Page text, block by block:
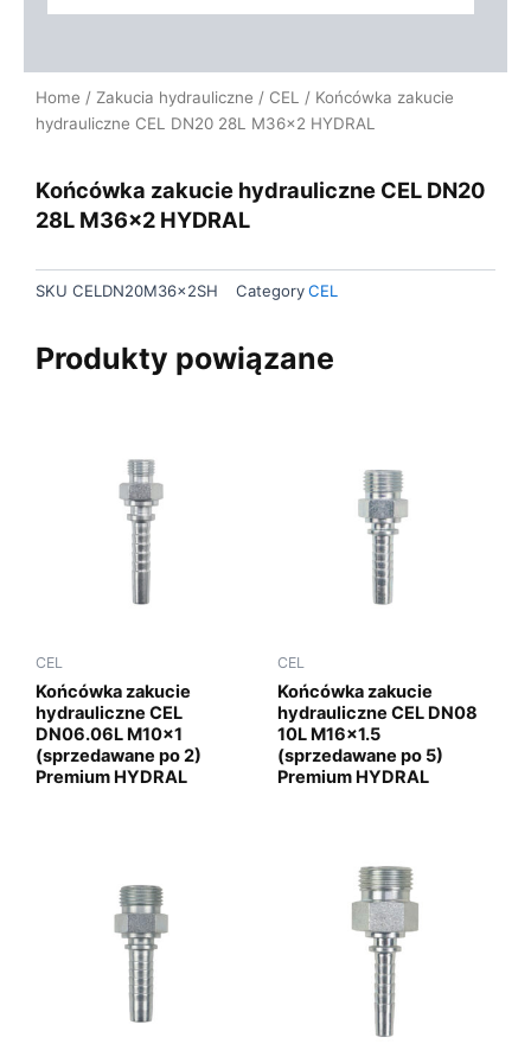
Home / Zakucia hydrauliczne / CEL
/ Końcówka zakucie
hydrauliczne CEL DN20 28L M36x2 HYDRAL
Końcówka zakucie hydrauliczne CEL DN20
28L M36x2 HYDRAL
SKU CELDN20M36x2SH CategoryCEL
Produkty powiązane
CEL
Końcówka zakucie
hydrauliczne CEL
DN06.06L M10x1
(sprzedawane po 2)
Premium HYDRAL
CEL
Końcówka zakucie
hydrauliczne CEL DN08
10L M16x1.5
(sprzedawane po 5)
Premium HYDRAL